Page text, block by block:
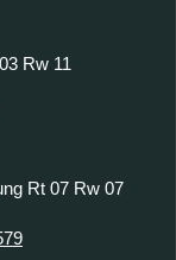
Rw 11
Rt 07 Rw 07